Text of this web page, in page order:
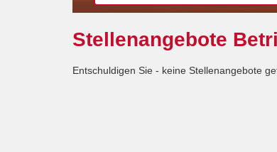
Ort
Stellenangebote
Entschuldigen Sie - keine Stellenangebote